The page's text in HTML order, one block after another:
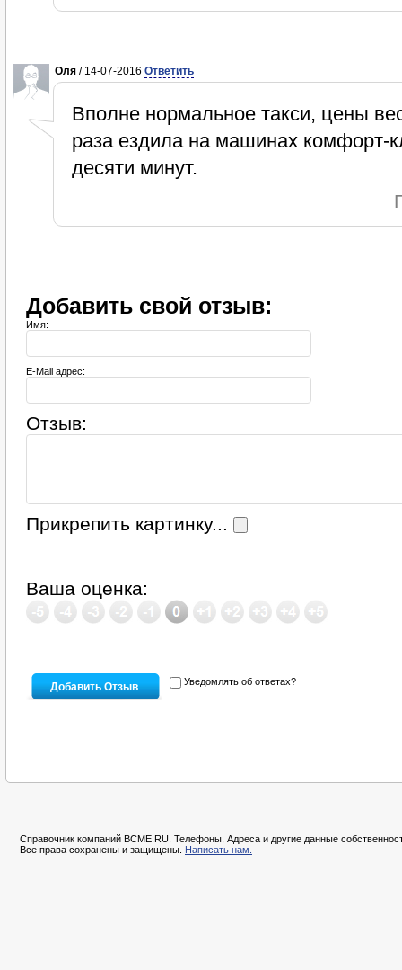
Оля / 14-07-2016 Ответить
Вполне нормальное такси, цены
раза ездила на машинах комфорт-
десяти минут.
Добавить свой отзыв:
Имя:
E-Mail адрес:
Отзыв:
Прикрепить картинку...
Ваша оценка:
Уведомлять об ответах?
Справочник компаний BCME.RU. Телефоны, Адреса и другие данные
Все права сохранены и защищены. Написать нам.